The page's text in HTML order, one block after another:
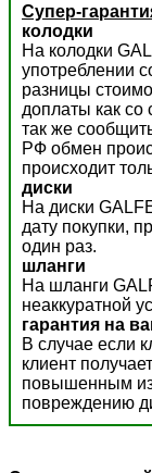
Супер-
колодки
На колодки
употреблении
разницы
доплаты как со
так же
РФ обмен
происходит
диски
На диски
дату покупки,
один раз.
шланги
На шланги
неаккуратной
гарантия на
В случае если
клиент
повышенным
повреждению